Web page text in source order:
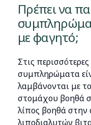
Πρέπει να
με φαγητό;
Στις
συμπληρώματα
λαμβάνονται με
στομάχου βοηθά
λίπος βοηθά
λιποδιαλυτών